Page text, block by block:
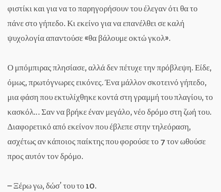
φιστίκι και για να το παρηγορήσουν του έλεγαν ότι θα το
πάνε στο γήπεδο. Κι εκείνο για να επανέλθει σε καλή
ψυχολογία απαντούσε «θα βάλουμε οκτώ γκολ».
Ο μπόμπιρας πλησίασε, αλλά δεν πέτυχε την πρόβλεψη. Είδε,
όμως, πρωτόγνωρες εικόνες. Ένα μάλλον σκοτεινό γήπεδο,
μια φάση που εκτυλίχθηκε κοντά στη γραμμή του πλαγίου, το
κασκόλ… Σαν να βρήκε έναν μεγάλο, νέο δρόμο στη ζωή του.
Διαφορετικό από εκείνον που έβλεπε στην τηλεόραση,
ασχέτως αν κάποιος παίκτης που φορούσε το 7 τον ωθούσε
προς αυτόν τον δρόμο.
– Ξέρω γω, δώσ’ του το 10.